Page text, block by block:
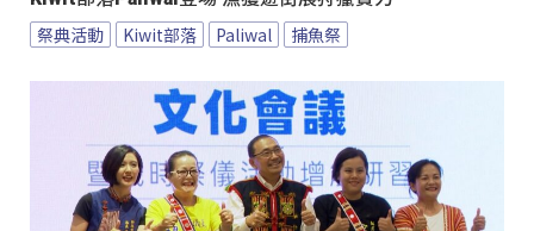
祭典活動 Kiwit部落 Paliwal 捕魚祭